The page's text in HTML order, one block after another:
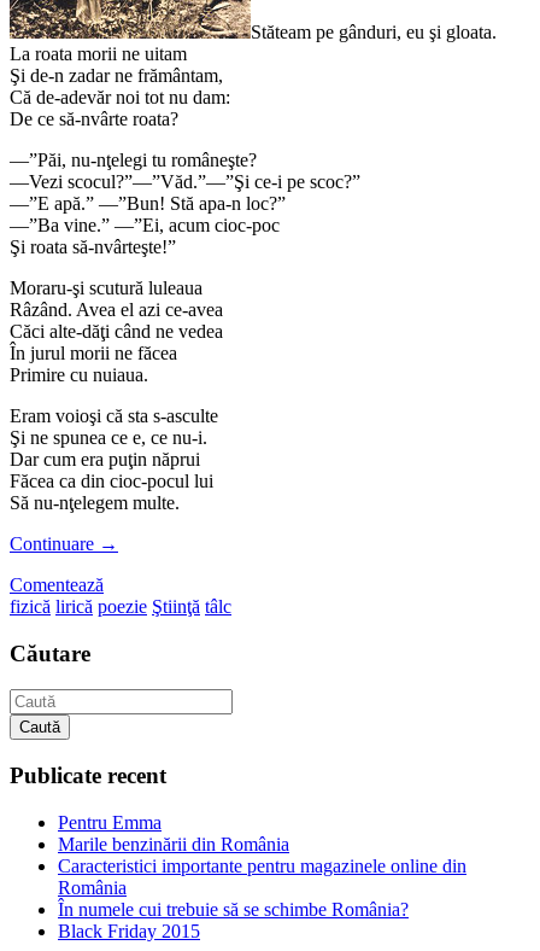
Stăteam pe gânduri, eu şi gloata.
La roata morii ne uitam
Şi de-n zadar ne frământam,
Că de-adevăr noi tot nu dam:
De ce să-nvârte roata?
—”Păi, nu-nţelegi tu româneşte?
—Vezi scocul?”—”Văd.”—”Şi ce-i pe scoc?”
—”E apă.” —”Bun! Stă apa-n loc?”
—”Ba vine.” —”Ei, acum cioc-poc
Şi roata să-nvârteşte!”
Moraru-şi scutură luleaua
Râzând. Avea el azi ce-avea
Căci alte-dăţi când ne vedea
În jurul morii ne făcea
Primire cu nuiaua.
Eram voioşi că sta s-asculte
Şi ne spunea ce e, ce nu-i.
Dar cum era puţin năprui
Făcea ca din cioc-pocul lui
Să nu-nţelegem multe.
Continuare →
Comentează
fizică lirică poezie Ştiinţă tâlc
Căutare
Caută
Publicate recent
Pentru Emma
Marile benzinării din România
Caracteristici importante pentru magazinele online din
România
În numele cui trebuie să se schimbe România?
Black Friday 2015